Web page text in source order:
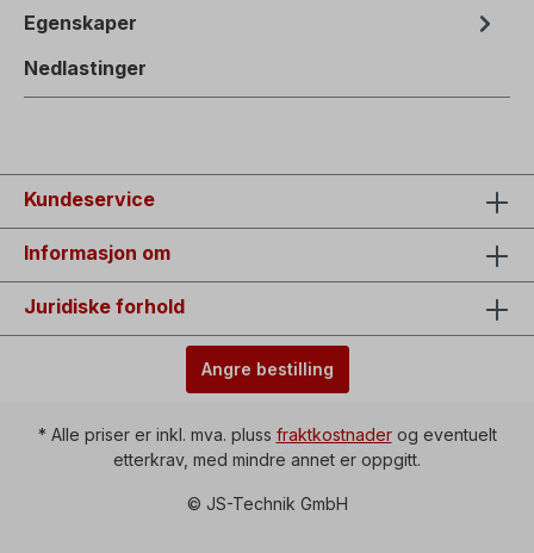
Egenskaper
Nedlastinger
Kundeservice
Informasjon om
Juridiske forhold
Angre bestilling
* Alle priser er inkl. mva. pluss fraktkostnaderog eventuelt
etterkrav, med mindre annet er oppgitt.
© JS-Technik GmbH